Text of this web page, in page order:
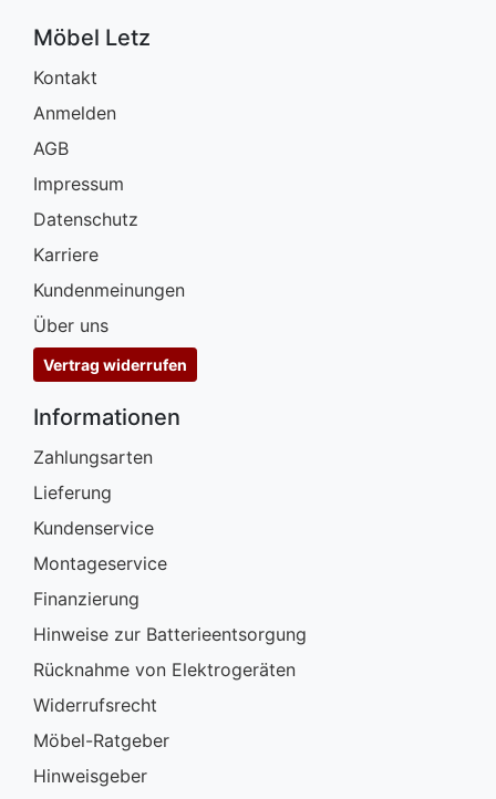
Möbel Letz
Kontakt
Anmelden
AGB
Impressum
Datenschutz
Karriere
Kundenmeinungen
Über uns
Vertrag widerrufen
Informationen
Zahlungsarten
Lieferung
Kundenservice
Montageservice
Finanzierung
Hinweise zur Batterieentsorgung
Rücknahme von Elektrogeräten
Widerrufsrecht
Möbel-Ratgeber
Hinweisgeber